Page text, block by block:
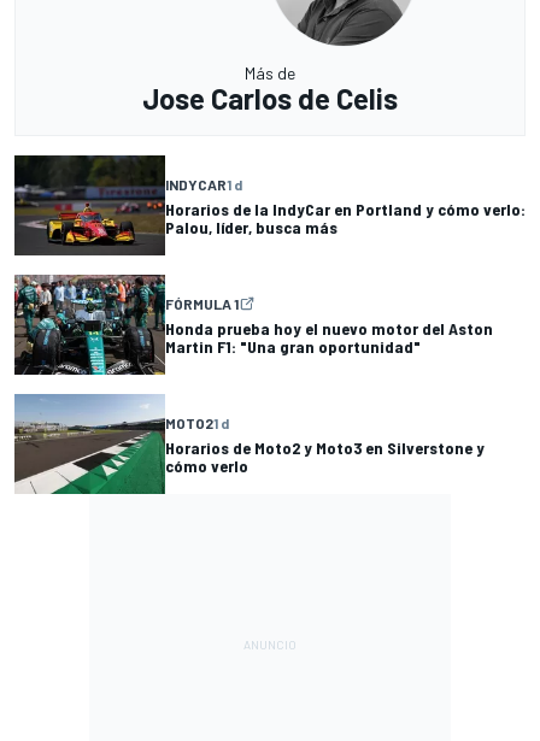
Más de
Jose Carlos de Celis
INDYCAR1 d
Horarios de la IndyCar en Portland y cómo verlo:
Palou, líder, busca más
FÓRMULA 1
Honda prueba hoy el nuevo motor del Aston
Martin F1: "Una gran oportunidad"
MOTO21 d
Horarios de Moto2 y Moto3 en Silverstone y
cómo verlo